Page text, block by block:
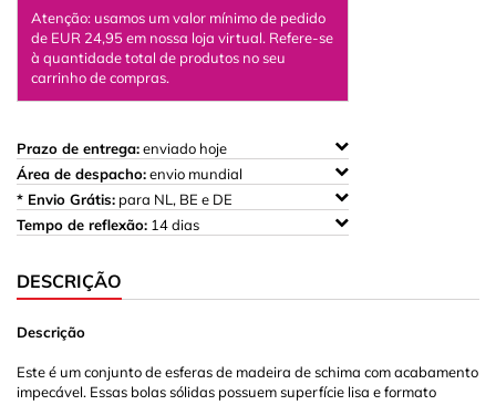
Atenção: usamos um valor mínimo de pedido
de EUR 24,95 em nossa loja virtual. Refere-se
à quantidade total de produtos no seu
carrinho de compras.
Prazo de entrega:enviado hoje
Área de despacho:envio mundial
* Envio Grátis: para NL, BE e DE
Tempo de reflexão: 14 dias
DESCRIÇÃO
Descrição
Este é um conjunto de esferas de madeira de schima com acabamento
impecável. Essas bolas sólidas possuem superfície lisa e formato